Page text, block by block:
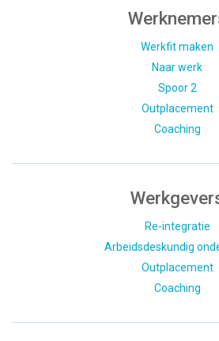
Werkfit maken
Naar werk
Spoor 2
Outplacement
Coaching
Re-integratie
Arbeidsdeskundig
Outplacement
Coaching